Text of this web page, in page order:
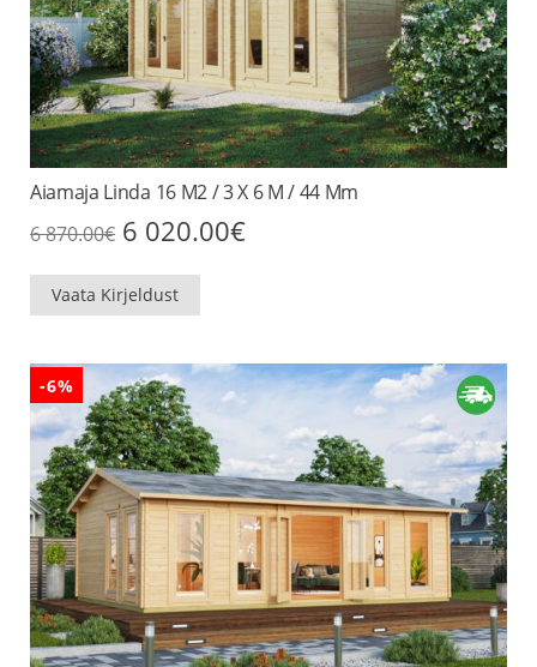
Aiamaja Linda 16 M2 / 3 X 6 M / 44 Mm
6 870.00€ Algne
hind
6
870.00€.
6 020.00€Praegune
Vaata Kirjeldust
-6%